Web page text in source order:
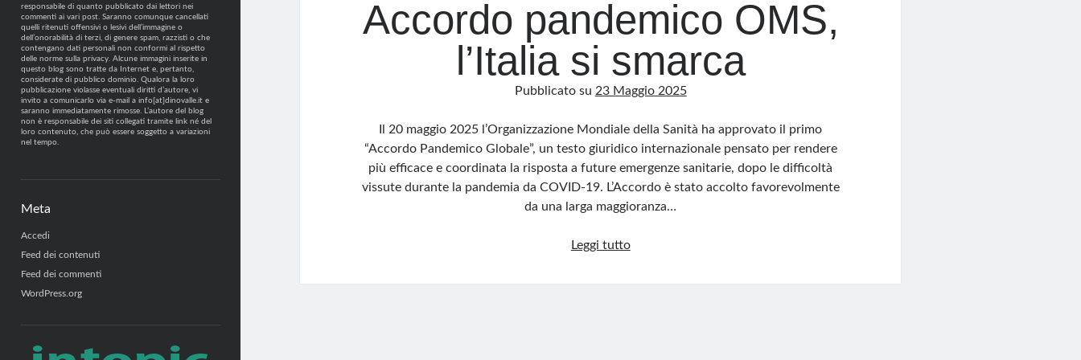
responsabile di quanto pubblicato dai lettori nei
commenti ai vari post. Saranno comunque cancellati
quelli ritenuti offensivi o lesivi dell’immagine o
dell’onorabilità di terzi, di genere spam, razzisti o che
contengano dati personali non conformi al rispetto
delle norme sulla privacy. Alcune immagini inserite in
questo blog sono tratte da Internet e, pertanto,
considerate di pubblico dominio. Qualora la loro
pubblicazione violasse eventuali diritti d’autore, vi
invito a comunicarlo via e-mail a info[at]dinovalle.it e
saranno immediatamente rimosse. L’autore del blog
non è responsabile dei siti collegati tramite link né del
loro contenuto, che può essere soggetto a variazioni
nel tempo.
Meta
Accedi
Feed dei contenuti
Feed dei commenti
WordPress.org
Accordo pandemico OMS,
l’Italia si smarca
Pubblicato su 23 Maggio 2025
Il 20 maggio 2025 l’Organizzazione Mondiale della Sanità ha approvato il primo
“Accordo Pandemico Globale”, un testo giuridico internazionale pensato per rendere
più efficace e coordinata la risposta a future emergenze sanitarie, dopo le difficoltà
vissute durante la pandemia da COVID-19. L’Accordo è stato accolto favorevolmente
da una larga maggioranza…
Leggi tuttoAccordo